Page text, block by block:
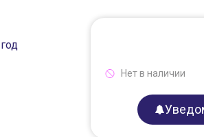
Нет в наличии